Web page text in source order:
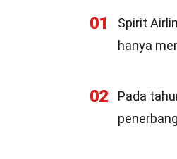
01
Spirit
hanya
02
Pada